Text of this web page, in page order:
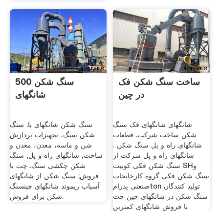
500 سنگ شکن
شانگهای
سنگ شکن شانگهای با. سنگ
شکن سنگ، تجهیزات پردازش
شن و ماسه، معدن، معدن و
ساخت, شانگهای راه و پل, سنگ
شکن چکشی سنگ. چت با
فروش; سنگ شکن از شانگهای
آسیاب ریموند شانگهای چینسنگ
شکن برای فروش.
ساخت سنگ شکن فک
در چین
شانگهای شانگهای فک سنگ
شکن ساخت شرکت. قطعات
شانگهای راه و پل سنگ شکن .
شانگهای راه و پل شرکت از
سنگ شکن فکی کوبیت SHو
سنگ شکن فکی گروه کارخانجات
صنعتی پدرامton تولید کنندگان
سنگ شکن در شانگهای چین چت
با فروش شانگهای کمترین